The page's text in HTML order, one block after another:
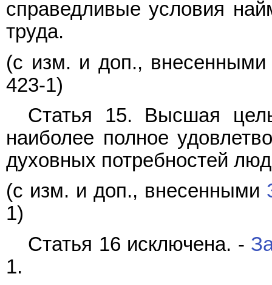
справедливые условия
труда.
(с изм. и доп.,
423-1)
Статья 15. Высшая
наиболее полное
духовных потребностей
(с изм. и доп., внесенными
1)
Статья 16 исключена. -
1.